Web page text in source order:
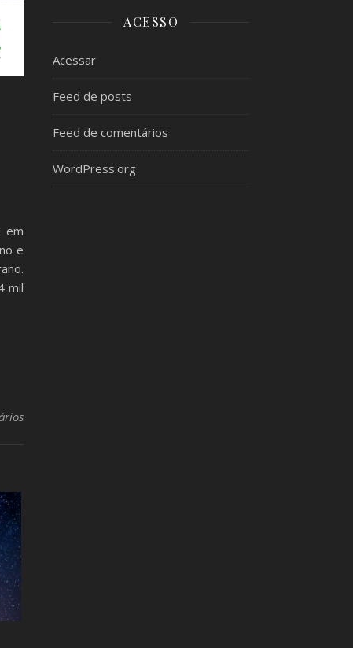
em
e
mil
ACESSO
Acessar
Feed de posts
Feed de comentários
WordPress.org